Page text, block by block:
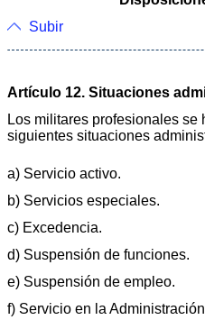
Subir
Artículo 12. Situaciones
Los militares profesionales
siguientes situaciones
a) Servicio activo.
b) Servicios especiales.
c) Excedencia.
d) Suspensión de funciones.
e) Suspensión de empleo.
f) Servicio en la